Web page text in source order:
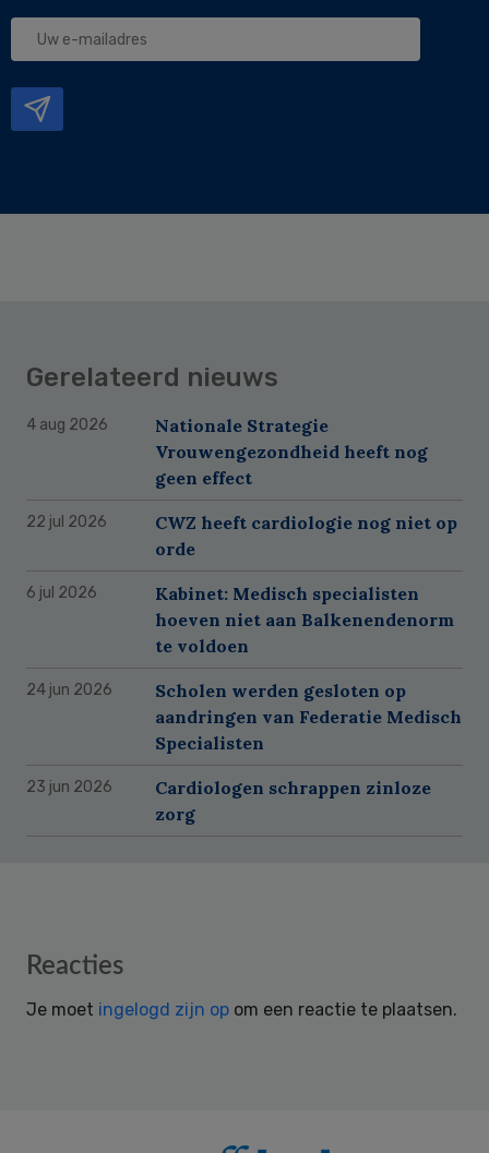
Uw
Gerelateerd nieuws
4 aug 2026
Nationale Strategie
Vrouwengezondheid heeft nog
geen effect
22 jul 2026
CWZ heeft cardiologie nog niet op
orde
6 jul 2026
Kabinet: Medisch specialisten
hoeven niet aan Balkenendenorm
te voldoen
24 jun 2026
Scholen werden gesloten op
aandringen van Federatie Medisch
Specialisten
23 jun 2026
Cardiologen schrappen zinloze
zorg
Reader
Reacties
Je moet ingelogd zijn op om een reactie te plaatsen.